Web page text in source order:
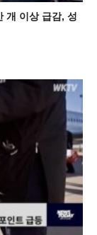
개 이상 급감, 성